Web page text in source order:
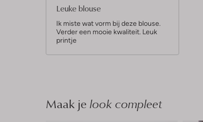
t
e
r
r
Leuke blouse
Ik miste wat vorm bij deze blouse.
Verder een mooie kwaliteit. Leuk
printje
Maak je look compleet